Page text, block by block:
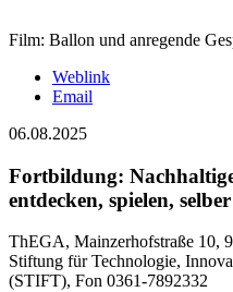
Film: Ballon und anregende
Weblink
Email
06.08.2025
Fortbildung:
entdecken, spielen,
ThEGA, Mainzerhofstraße 10,
Stiftung für Technologie,
(STIFT), Fon 0361-7892332